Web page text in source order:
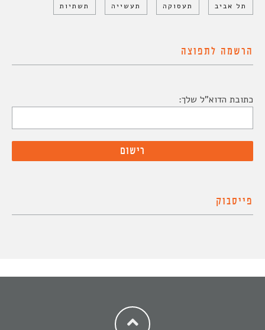
תל אביב תעסוקה תעשייה תשתיות
הרשמה לתפוצה
כתובת הדוא"ל שלך:
פייסבוק